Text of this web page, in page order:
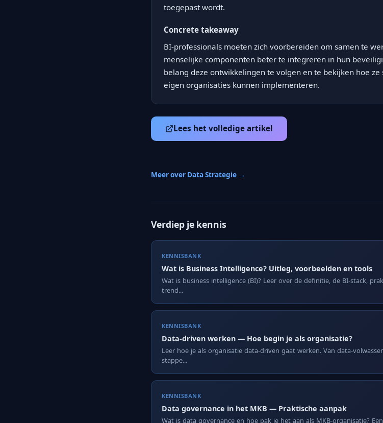
toegepast wordt.
Concrete takeaway
BI-professionals moeten zich voorbereiden om samen te
menselijke componenten beter te integreren in hun
belang deze ontwikkelingen te volgen en te bekijken hoe
eigen organisaties kunnen implementeren.
Lees het volledige artikel
Meer over Data Strategie →
Verdiep je kennis
KENNISBANK
Wat is Business Intelligence? Uitleg, voorbeelden en tools
Wat is business intelligence (BI)? Leer over de definitie, de BI-stack,
trend...
KENNISBANK
Data-driven werken — Hoe begin je als organisatie?
Leer hoe je als organisatie data-driven gaat werken. Van data-
stappe...
KENNISBANK
Data governance in het MKB — Praktische aanpak
Wat is data governance en hoe pak je het aan als MKB-organisatie?